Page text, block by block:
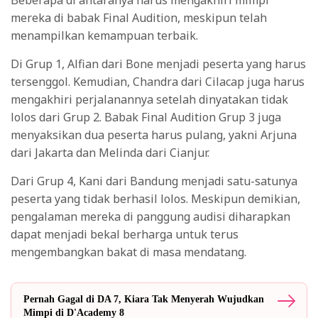
mereka di babak Final Audition, meskipun telah
menampilkan kemampuan terbaik.
Di Grup 1, Alfian dari Bone menjadi peserta yang harus
tersenggol. Kemudian, Chandra dari Cilacap juga harus
mengakhiri perjalanannya setelah dinyatakan tidak
lolos dari Grup 2. Babak Final Audition Grup 3 juga
menyaksikan dua peserta harus pulang, yakni Arjuna
dari Jakarta dan Melinda dari Cianjur.
Dari Grup 4, Kani dari Bandung menjadi satu-satunya
peserta yang tidak berhasil lolos. Meskipun demikian,
pengalaman mereka di panggung audisi diharapkan
dapat menjadi bekal berharga untuk terus
mengembangkan bakat di masa mendatang.
Pernah Gagal di DA 7, Kiara Tak Menyerah Wujudkan
Mimpi di D'Academy 8